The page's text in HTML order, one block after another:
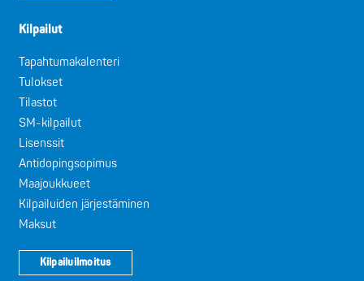
Kilpailut
Tapahtumakalenteri
Tulokset
Tilastot
SM-kilpailut
Lisenssit
Antidopingsopimus
Maajoukkueet
Kilpailuiden järjestäminen
Maksut
Kilpailuilmoitus